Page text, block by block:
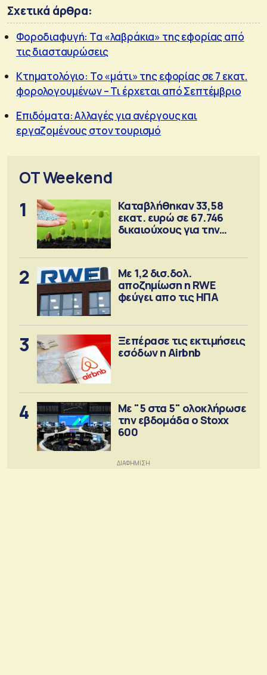
Σχετικά άρθρα:
Φοροδιαφυγή: Τα «λαβράκια» της εφορίας από
τις διασταυρώσεις
Κτηματολόγιο: Το «μάτι» της εφορίας σε 7 εκατ.
φορολογουμένων – Τι έρχεται από Σεπτέμβριο
Επιδόματα: Αλλαγές για ανέργους και
εργαζομένους στον τουρισμό
OT Weekend
1
Καταβλήθηκαν 33,58
εκατ. ευρώ σε 67.746
δικαιούχους για την
2
Με 1,2 δισ.δολ.
αποζημίωση η RWE
φεύγει απο τις ΗΠΑ
3
Ξεπέρασε τις εκτιμήσεις
εσόδων η Airbnb
4
Με "5 στα 5" ολοκλήρωσε
την εβδομάδα ο Stoxx
600